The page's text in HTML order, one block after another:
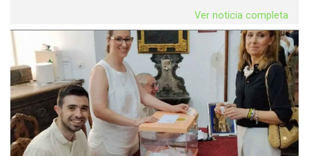
Ver noticia completa